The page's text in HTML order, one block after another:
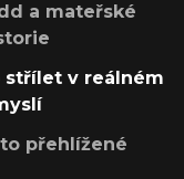
a mateřské
střílet v reálném
přehlížené